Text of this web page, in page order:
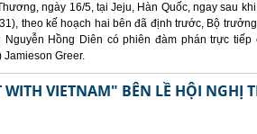
ngày 16/5, tại Jeju, Hàn Quốc, ngay sau
theo kế hoạch hai bên đã định trước, Bộ
Nguyễn Hồng Diên có phiên đàm phán trực
Greer.
WITH VIETNAM" BÊN LỀ HỘI